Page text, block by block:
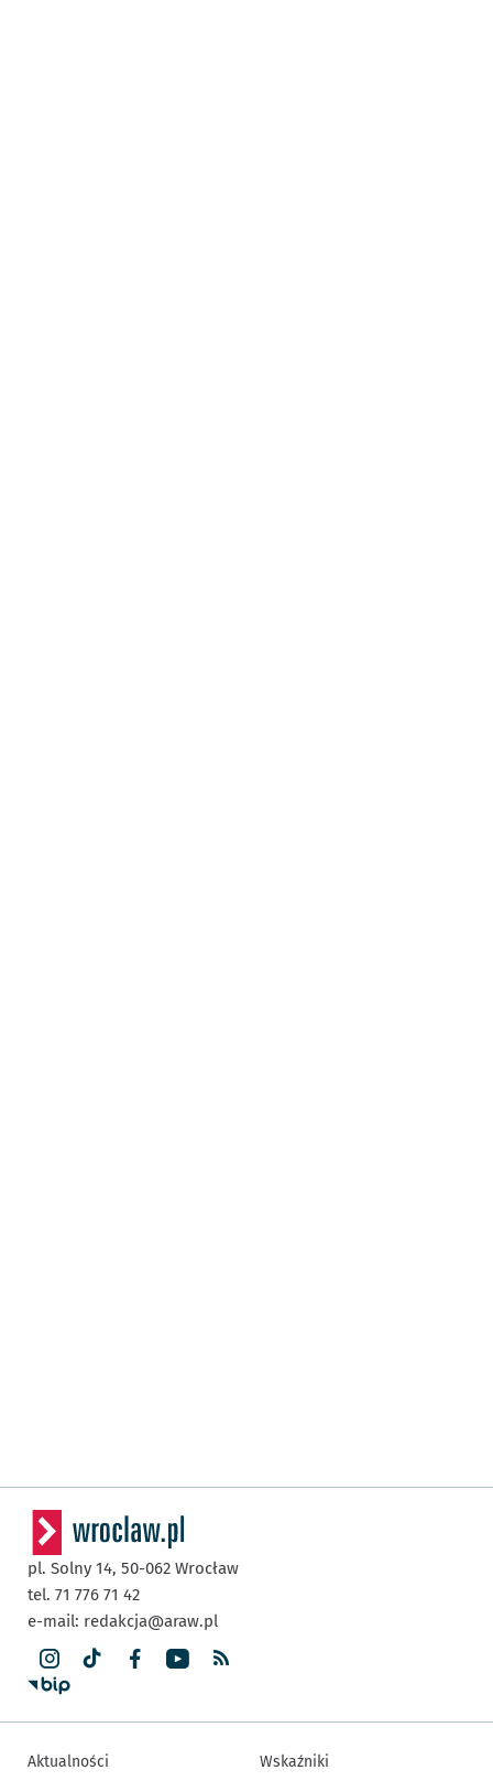
pl. Solny 14, 50-062 Wrocław
tel. 71 776 71 42
e-mail: redakcja@araw.pl
Aktualności Wskaźniki